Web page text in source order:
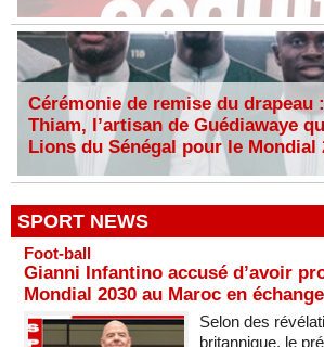
Cérémonie de remise du drapeau
Thiam, l’artisan de Guédiawaye
Lions du Sénégal pour le Mondial
SPORT NEWS
Foot-ball
Gianni Infantino accusé d’avoir
Mondial 2030 au Maroc en
Selon des
britannique, le